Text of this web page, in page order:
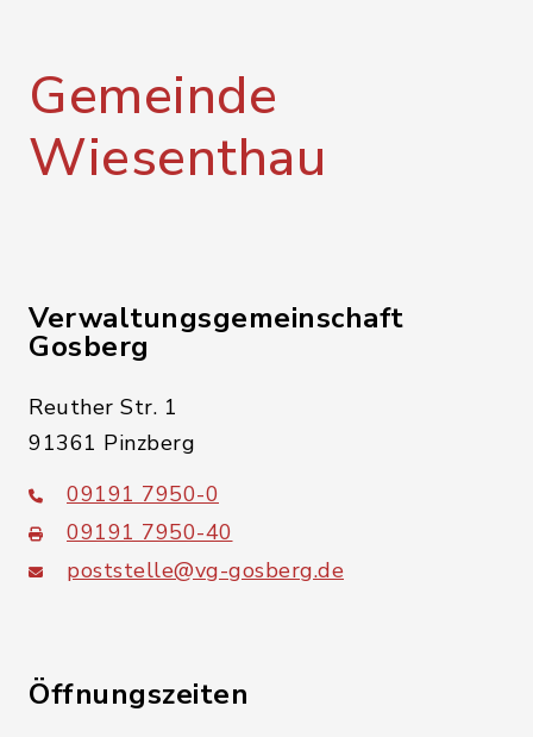
Gemeinde
Wiesenthau
Verwaltungsgemeinschaft
Gosberg
Reuther Str. 1
91361 Pinzberg
09191 7950-0
09191 7950-40
poststelle@vg-gosberg.de
Öffnungszeiten